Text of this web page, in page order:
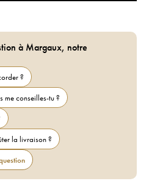
à Margaux, notre
?
me conseilles-tu ?
la livraison ?